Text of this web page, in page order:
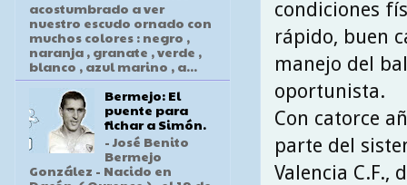
condiciones
rápido, buen
manejo del
oportunista.
Con catorce
parte del
Valencia C.F.,
acostumbrado a ver
nuestro escudo ornado con
muchos colores : negro ,
naranja , granate , verde ,
blanco , azul marino , a...
Bermejo: El
puente para
fichar a Simón.
- José Benito
Bermejo
González - Nacido en